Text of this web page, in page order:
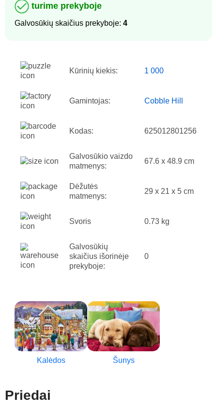
turime prekyboje
Galvosūkių skaičius prekyboje: 4
Kūrinių kiekis: 1 000
Gamintojas: Cobble Hill
Kodas: 625012801256
Galvosūkio vaizdo
matmenys:
67.6 x 48.9 cm
Dėžutės
matmenys:
29 x 21 x 5 cm
Svoris 0.73 kg
Galvosūkių
skaičius išorinėje
prekyboje:
0
Kalėdos Šunys
Priedai